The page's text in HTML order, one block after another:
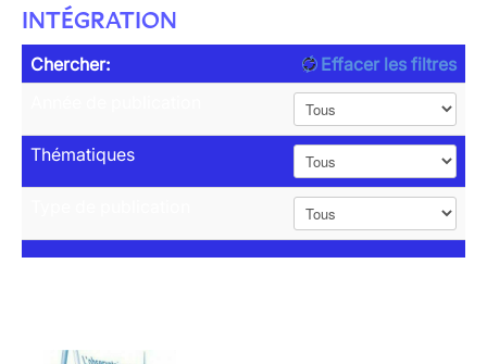
INTÉGRATION
Chercher:
Effacer les filtres
Thématiques